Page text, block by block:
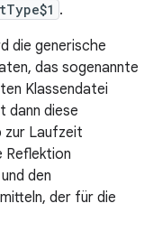
.
die generische
das sogenannte
Klassendatei
dann diese
zur Laufzeit
Reflektion
den
der für die